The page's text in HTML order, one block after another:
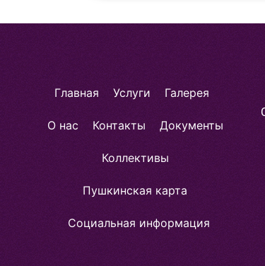
Главная Услуги Галерея
О нас Контакты Документы
Коллективы
Пушкинская карта
Социальная информация